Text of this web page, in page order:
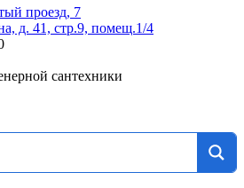
проезд, 7
д. 41, стр.9, помещ.1/4
сантехники